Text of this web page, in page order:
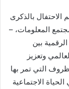
الاحتفال بالذكرى
المعلومات، –
بين
وتعزيز
التي تمر بها
الاجتماعية